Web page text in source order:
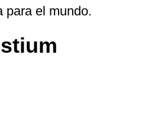
para el mundo.